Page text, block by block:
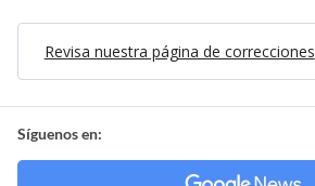
Revisa nuestra página de correcciones
Síguenos en: